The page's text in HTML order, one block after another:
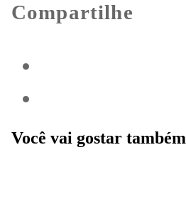
Compartilhe
Você vai gostar também